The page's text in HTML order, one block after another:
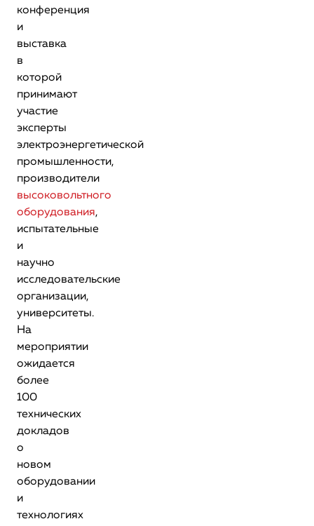
конференция
и
выставка
в
которой
принимают
участие
эксперты
электроэнергетической
промышленности,
производители
высоковольтного
оборудования,
испытательные
и
научно
исследовательские
организации,
университеты.
На
мероприятии
ожидается
более
100
технических
докладов
о
новом
оборудовании
и
технологиях